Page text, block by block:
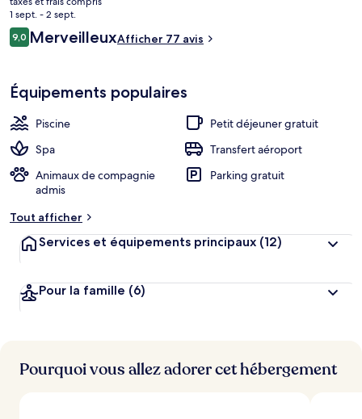
actuel
est
de
1 sept. - 2 sept.
Avis
voyageurs
9,09,0 sur 10
MerveilleuxAfficher 77 avis
Équipements populaires
Piscine
Petit déjeuner gratuit
Spa
Transfert aéroport
Animaux de compagnie
admis
Parking gratuit
Tout afficher
Services et équipements principaux (12)
Pour la famille (6)
Pourquoi vous allez adorer cet hébergement